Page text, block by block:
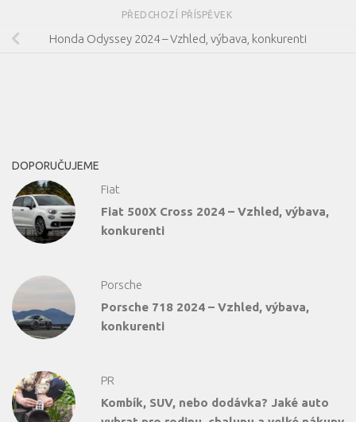
PŘEDCHOZÍ PŘÍSPĚVEK
Honda Odyssey 2024 – Vzhled, výbava, konkurenti
DOPORUČUJEME
Fiat
Fiat 500X Cross 2024 – Vzhled, výbava,
konkurenti
Porsche
Porsche 718 2024 – Vzhled, výbava,
konkurenti
PR
Kombík, SUV, nebo dodávka? Jaké auto